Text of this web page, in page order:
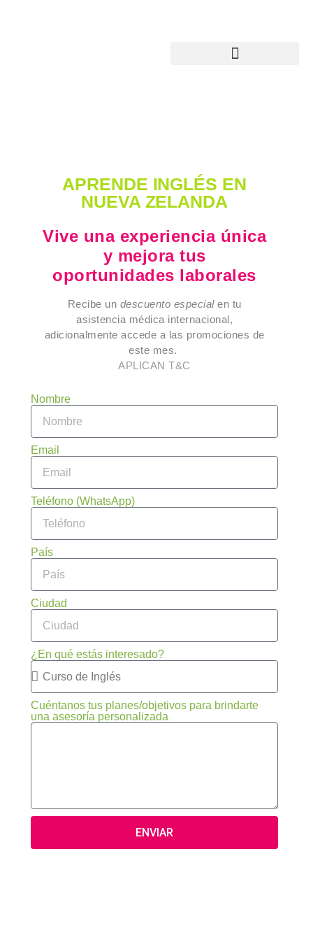
APRENDE INGLÉS EN
NUEVA ZELANDA
Vive una experiencia única
y mejora tus
oportunidades laborales
Recibe un descuento especialen tu
asistencia médica internacional,
adicionalmente accede a las promociones de
este mes.
APLICAN T&C
Nombre
Email
Teléfono (WhatsApp)
País
Ciudad
¿En qué estás interesado?
Cuéntanos tus planes/objetivos para brindarte
una asesoría personalizada
ENVIAR